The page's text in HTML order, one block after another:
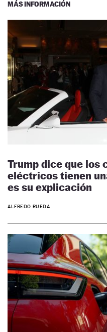
MÁS INFORMACIÓN
Trump dice que los
eléctricos tienen
es su explicación
ALFREDO RUEDA